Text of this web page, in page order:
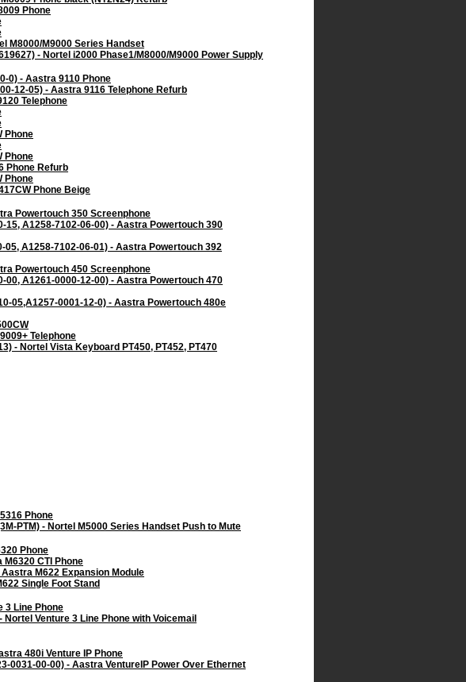
Phone
M8000/M9000 Series Handset
- Nortel i2000 Phase1/M8000/M9000 Power Supply
0) - Aastra 9110 Phone
12-05) - Aastra 9116 Telephone Refurb
Telephone
Phone
Phone
Phone Refurb
Phone
Phone Beige
Powertouch 350 Screenphone
A1258-7102-06-00) - Aastra Powertouch 390
A1258-7102-06-01) - Aastra Powertouch 392
Powertouch 450 Screenphone
A1261-0000-12-00) - Aastra Powertouch 470
05,A1257-0001-12-0) - Aastra Powertouch 480e
Telephone
- Nortel Vista Keyboard PT450, PT452, PT470
Phone
PTM) - Nortel M5000 Series Handset Push to Mute
Phone
CTI Phone
M622 Expansion Module
Single Foot Stand
3 Line Phone
Venture 3 Line Phone with Voicemail
480i Venture IP Phone
0031-00-00) - Aastra VentureIP Power Over Ethernet